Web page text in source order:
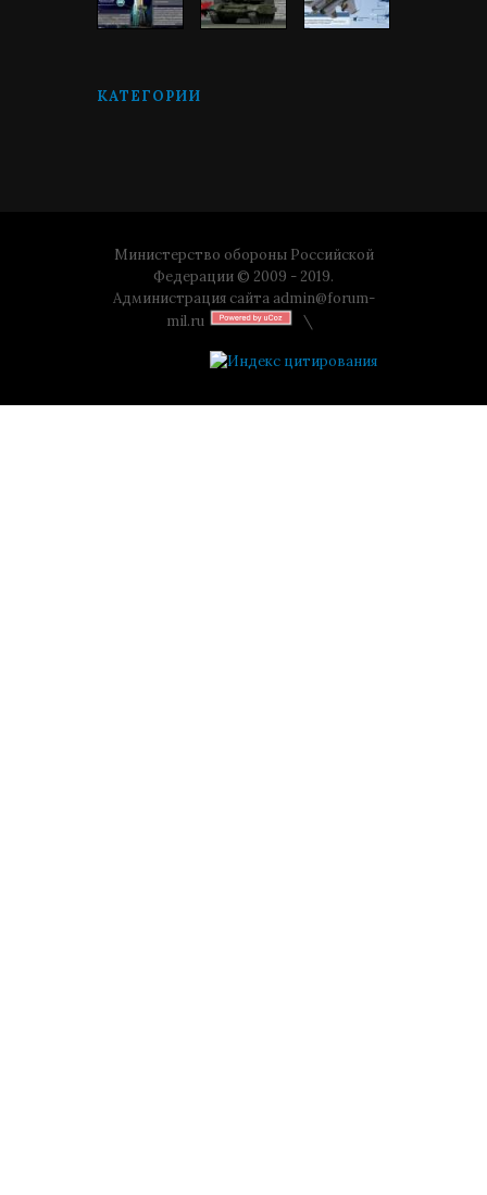
КАТЕГОРИИ
Министерство обороны Российской
Федерации © 2009 - 2019.
Администрация сайта admin@forum-
mil.ru